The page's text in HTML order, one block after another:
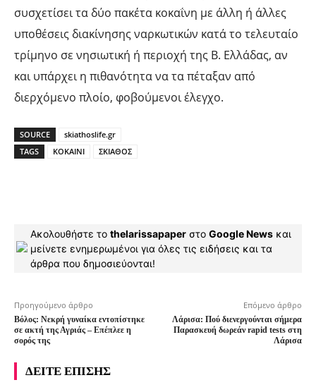
συσχετίσει τα δύο πακέτα κοκαΐνη με άλλη ή άλλες
υποθέσεις διακίνησης ναρκωτικών κατά το τελευταίο
τρίμηνο σε νησιωτική ή περιοχή της Β. Ελλάδας, αν
και υπάρχει η πιθανότητα να τα πέταξαν από
διερχόμενο πλοίο, φοβούμενοι έλεγχο.
SOURCE
skiathoslife.gr
TAGS
ΚΟΚΑΙΝΙ ΣΚΙΑΘΟΣ
Ακολουθήστε το thelarissapaper στο Google News και
μείνετε ενημερωμένοι για όλες τις ειδήσεις και τα
άρθρα που δημοσιεύονται!
Προηγούμενο άρθρο
Βόλος: Νεκρή γυναίκα εντοπίστηκε
σε ακτή της Αγριάς – Επέπλεε η
σορός της
Επόμενο άρθρο
Λάρισα: Πού διενεργούνται σήμερα
Παρασκευή δωρεάν rapid tests στη
Λάρισα
ΔΕΙΤΕ ΕΠΙΣΗΣ